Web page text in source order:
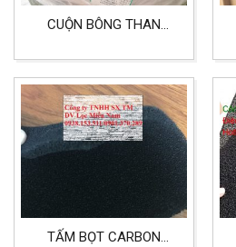
CUỘN BÔNG THAN
KHỔ 1.2MX50M
TẤM BỌT CARBON